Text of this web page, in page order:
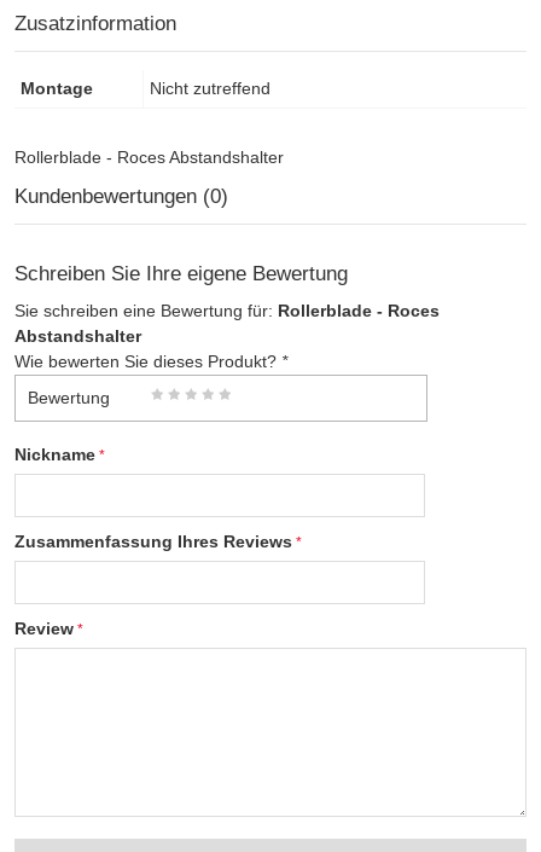
Zusatzinformation
Montage Nicht zutreffend
Rollerblade - Roces Abstandshalter
Kundenbewertungen (0)
Schreiben Sie Ihre eigene Bewertung
Sie schreiben eine Bewertung für: Rollerblade - Roces
Abstandshalter
Wie bewerten Sie dieses Produkt? *
Bewertung
Nickname
Zusammenfassung Ihres Reviews
Review